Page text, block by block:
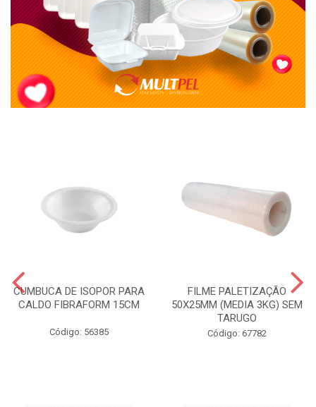
CUMBUCA DE ISOPOR PARA
CALDO FIBRAFORM 15CM
Código: 56385
FILME PALETIZAÇÃO
50X25MM (MEDIA 3KG) SEM
TARUGO
Código: 67782